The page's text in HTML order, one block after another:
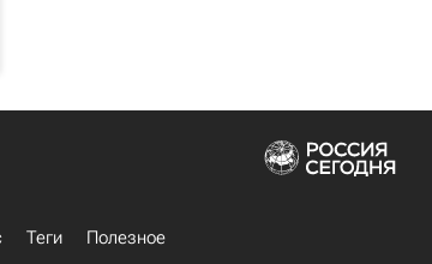
Теги
Полезное